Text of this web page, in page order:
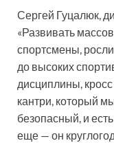
Сергей Гуцалюк,
«Развивать
спортсмены, росли
до высоких
дисциплины,
кантри, который
безопасный, и есть
еще — он